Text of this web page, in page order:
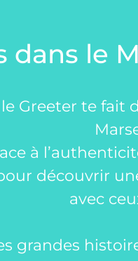
dans le
Greeter te fait
à
découvrir
avec
grandes